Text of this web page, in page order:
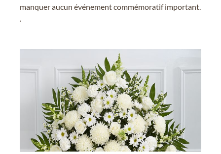
manquer aucun événement commémoratif important.